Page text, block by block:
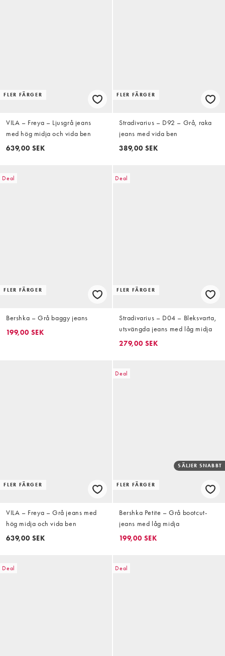
FLER FÄRGER
VILA – Freya – Ljusgrå jeans
med hög midja och vida ben
639,00 SEK
FLER FÄRGER
Stradivarius – D92 – Grå, raka
jeans med vida ben
389,00 SEK
Deal
FLER FÄRGER
Bershka – Grå baggy jeans
199,00 SEK
Deal
FLER FÄRGER
Stradivarius – D04 – Bleksvarta,
utsvängda jeans med låg midja
279,00 SEK
FLER FÄRGER
VILA – Freya – Grå jeans med
hög midja och vida ben
639,00 SEK
Deal
FLER FÄRGER
SÄLJER SNABBT
Bershka Petite – Grå bootcut-
jeans med låg midja
199,00 SEK
Deal Deal